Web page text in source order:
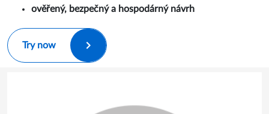
ověřený, bezpečný a hospodárný návrh
Try now